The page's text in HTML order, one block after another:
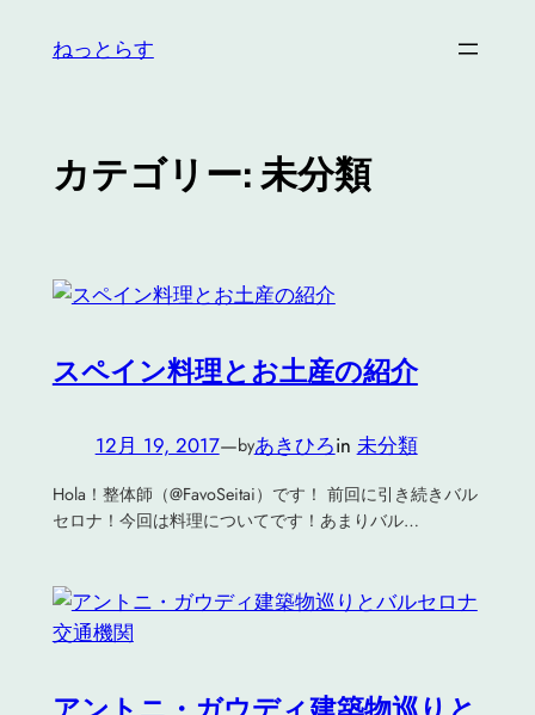
ねっとらす
カテゴリー: 未分類
スペイン料理とお土産の紹介
12月 19, 2017—byあきひろin 未分類
Hola！整体師（@FavoSeitai）です！ 前回に引き続きバル
セロナ！今回は料理についてです！あまりバル…